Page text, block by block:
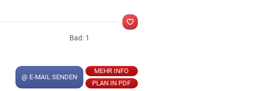
KLIS
MER
Bad: 1
@ E-MAIL SENDEN
MEHR INFO
PLAN IN PDF